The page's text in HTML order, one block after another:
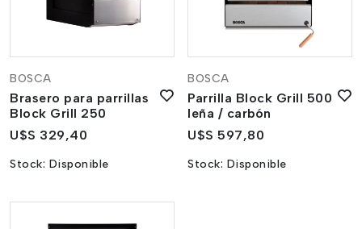
BOSCA
Brasero para parrillas
Block Grill 250
U$S 329,40
Stock: Disponible
BOSCA
Parrilla Block Grill 500
leña / carbón
U$S 597,80
Stock: Disponible